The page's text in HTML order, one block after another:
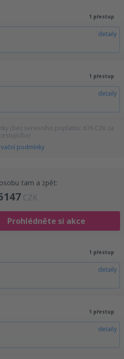
1 přestup
detaily
1 přestup
detaily
(bez servisního poplatku: 676 CZK za
cestujícího)
podmínky
tam a zpět:
CZK
Prohlédněte si akce
1 přestup
detaily
1 přestup
detaily